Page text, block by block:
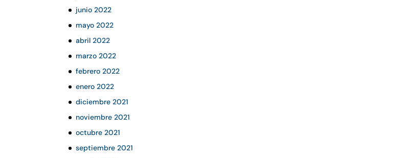
junio 2022
mayo 2022
abril 2022
marzo 2022
febrero 2022
enero 2022
diciembre 2021
noviembre 2021
octubre 2021
septiembre 2021